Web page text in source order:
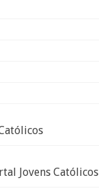
Jovens Católicos